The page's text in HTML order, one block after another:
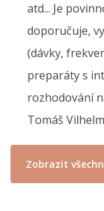
atd... Je
doporučuje,
(dávky,
preparáty s
rozhodování
Tomáš Vilhelm
Zobrazit